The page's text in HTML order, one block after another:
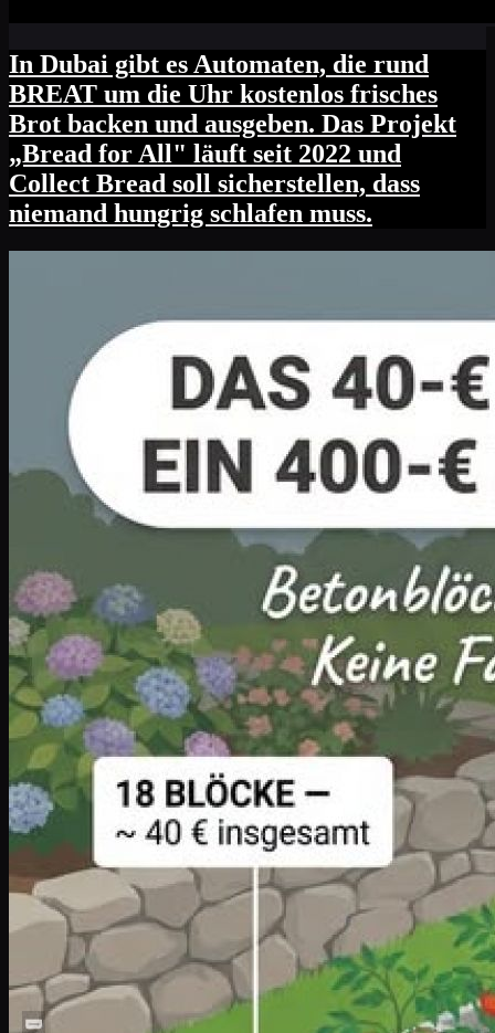
In Dubai gibt es Automaten, die rund
BREAT um die Uhr kostenlos frisches
Brot backen und ausgeben. Das Projekt
„Bread for All" läuft seit 2022 und
Collect Bread soll sicherstellen, dass
niemand hungrig schlafen muss.